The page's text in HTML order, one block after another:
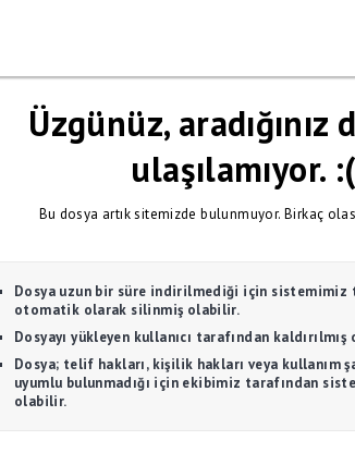
Üzgünüz, aradığınız
ulaşılamıyor. :(
Bu dosya artık sitemizde bulunmuyor. Birkaç
Dosya uzun bir süre indirilmediği için sistemimiz
otomatik olarak silinmiş olabilir.
Dosyayı yükleyen kullanıcı tarafından
Dosya; telif hakları, kişilik hakları veya kullanım
uyumlu bulunmadığı için ekibimiz tarafından
olabilir.